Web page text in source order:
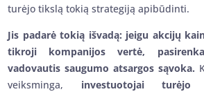
turėjo tikslą tokią strategiją apibūdinti.
Jis padarė tokią išvadą: jeigu akcijų
tikroji kompanijos vertė,
vadovautis saugumo atsargos sąvoka.
veiksminga, investuotojai